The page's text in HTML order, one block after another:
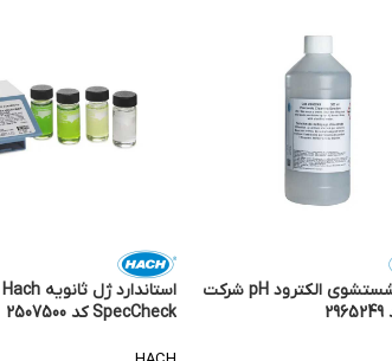
محلول شستشوی الکترود pH شرکت
استاندارد ژل ثانویه Hach
SpecCheck کد 2507500